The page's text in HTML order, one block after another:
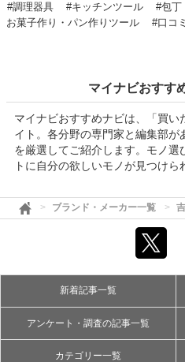
#調理器具 #キッチンツール #包丁
お菓子作り・パン作りツール
#口コミ
マイナビおすす
マイナビおすすめナビは、「買
イト。各分野の専門家と編集部
を厳選してご紹介します。モノ
トに自分の欲しいモノが見つけら
ブランド・メーカー一覧
新着記事一覧
アンケート・調査の記事一覧
カテゴリー一覧